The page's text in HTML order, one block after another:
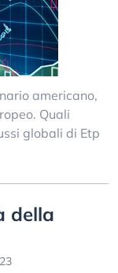
americano,
Quali
globali di Etp
della